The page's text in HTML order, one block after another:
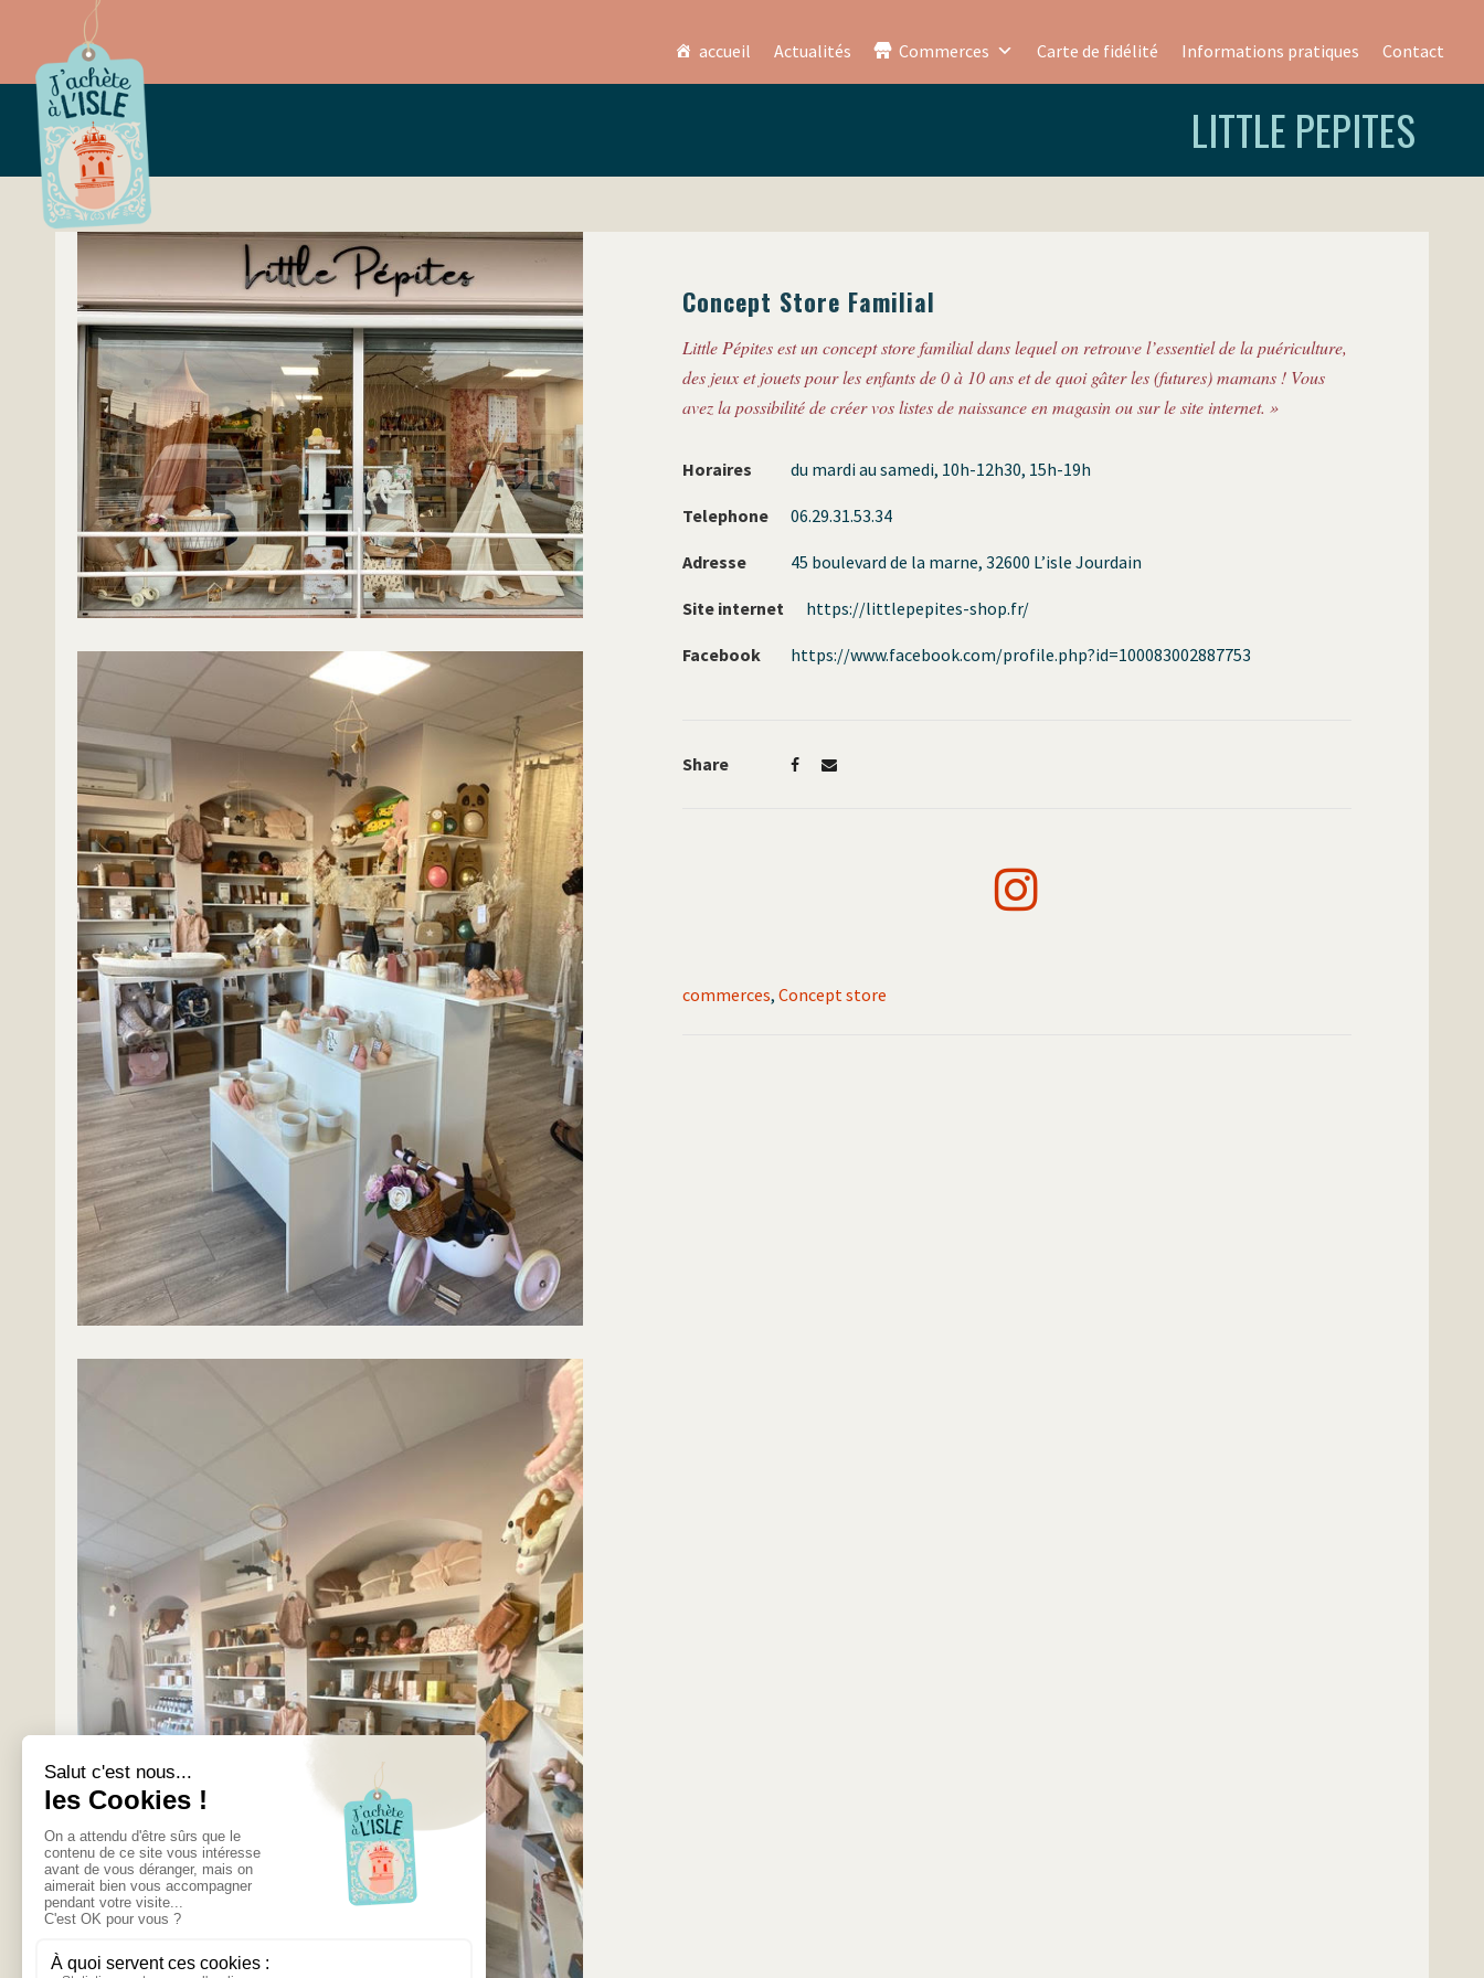
accueil Actualités Commerces Carte de fidélité Informations pratiques Contact
LITTLE PEPITES
Concept Store Familial
Little Pépites est un concept store familial dans lequel on retrouve l’essentiel de la puériculture,
des jeux et jouets pour les enfants de 0 à 10 ans et de quoi gâter les (futures) mamans ! Vous
avez la possibilité de créer vos listes de naissance en magasin ou sur le site internet. »
Horaires du mardi au samedi, 10h-12h30, 15h-19h
Telephone 06.29.31.53.34
Adresse 45 boulevard de la marne, 32600 L’isle Jourdain
Site internet https://littlepepites-shop.fr/
Facebook https://www.facebook.com/profile.php?id=100083002887753
Share
commerces, Concept store